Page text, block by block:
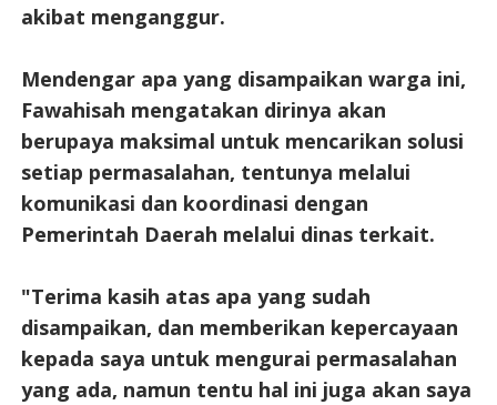
akibat menganggur.
Mendengar apa yang disampaikan warga ini,
Fawahisah mengatakan dirinya akan
berupaya maksimal untuk mencarikan solusi
setiap permasalahan, tentunya melalui
komunikasi dan koordinasi dengan
Pemerintah Daerah melalui dinas terkait.
"Terima kasih atas apa yang sudah
disampaikan, dan memberikan kepercayaan
kepada saya untuk mengurai permasalahan
yang ada, namun tentu hal ini juga akan saya